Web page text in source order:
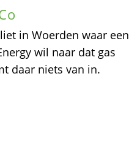
in Woerden waar een
wil naar dat gas
daar niets van in.